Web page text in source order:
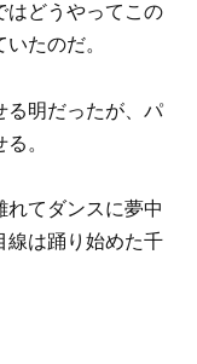
はどうやってこの
たのだ。
る明だったが、パ
。
れてダンスに夢中
線は踊り始めた千